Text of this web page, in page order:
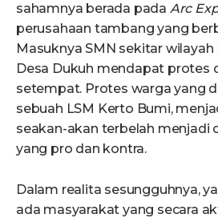
sahamnya berada pada Arc
perusahaan tambang yang
Masuknya SMN sekitar
Desa Dukuh mendapat protes
setempat. Protes warga yang
sebuah LSM Kerto Bumi,
seakan-akan terbelah menjadi
yang pro dan kontra.
Dalam realita sesungguhnya,
ada masyarakat yang secara